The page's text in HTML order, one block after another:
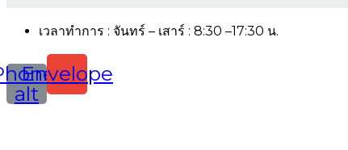
เวลาทำการ : จันทร์ – เสาร์ : 8:30 –17:30 น.
alt
Envelope